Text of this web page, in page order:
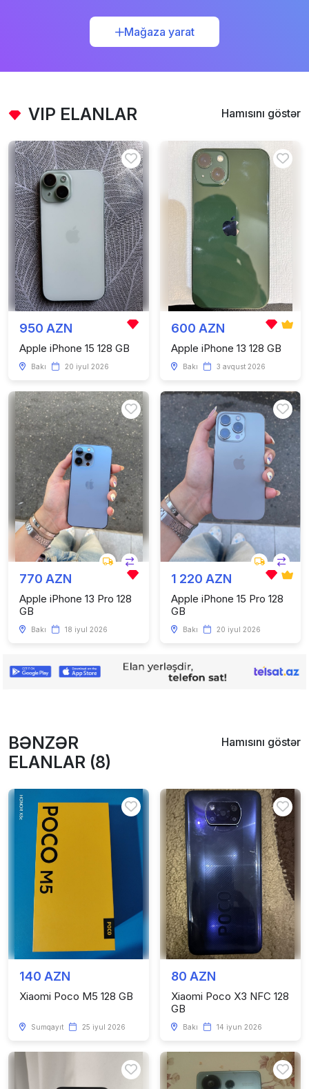
Mağaza yarat
VIP ELANLAR Hamısını göstər
950 AZN
Apple iPhone 15 128 GB
Bakı 20 iyul 2026
600 AZN
Apple iPhone 13 128 GB
Bakı 3 avqust 2026
770 AZN
Apple iPhone 13 Pro 128
GB
Bakı 18 iyul 2026
1 220 AZN
Apple iPhone 15 Pro 128
GB
Bakı 20 iyul 2026
BƏNZƏR
ELANLAR (8)
Hamısını göstər
140 AZN
Xiaomi Poco M5 128 GB
Sumqayıt 25 iyul 2026
80 AZN
Xiaomi Poco X3 NFC 128
GB
Bakı 14 iyun 2026